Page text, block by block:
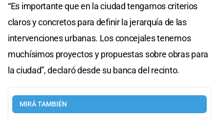
“Es importante que en la ciudad tengamos criterios
claros y concretos para definir la jerarquía de las
intervenciones urbanas. Los concejales tenemos
muchísimos proyectos y propuestas sobre obras para
la ciudad”, declaró desde su banca del recinto.
MIRÁ TAMBIÉN